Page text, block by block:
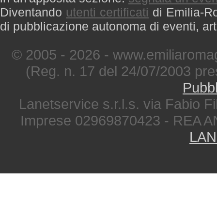
Diventando utenti certificati di Emilia-
di pubblicazione autonoma di eventi,
© 2005 - 2026 -
(Reg. n. 17 del 24/07/2003
Lanetservice s.r.l.s. via Fabio
Imprese 02969870423 - REA